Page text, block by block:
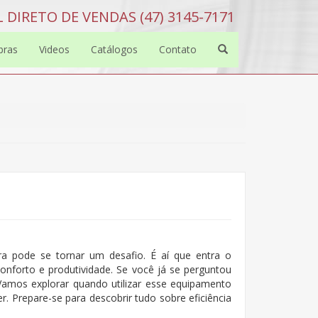
DIRETO DE VENDAS (47) 3145-7171
Videos Catálogos Contato
pode se tornar um desafio. É aí que entra o
e produtividade. Se você já se perguntou
explorar quando utilizar esse equipamento
Prepare-se para descobrir tudo sobre eficiência